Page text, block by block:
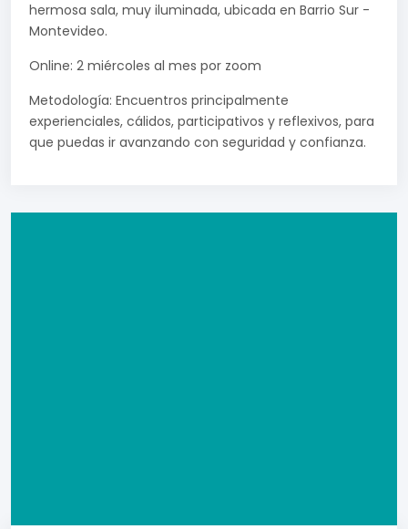
hermosa sala, muy iluminada, ubicada en Barrio Sur -
Montevideo.
Online: 2 miércoles al mes por zoom
Metodología: Encuentros principalmente
experienciales, cálidos, participativos y reflexivos, para
que puedas ir avanzando con seguridad y confianza.